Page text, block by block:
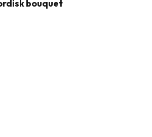
bouquet